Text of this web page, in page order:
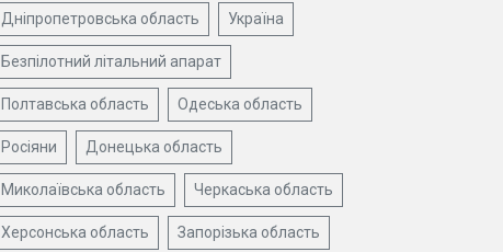
Дніпропетровська область Україна
Безпілотний літальний апарат
Полтавська область Одеська область
Росіяни Донецька область
Миколаївська область Черкаська область
Херсонська область Запорізька область